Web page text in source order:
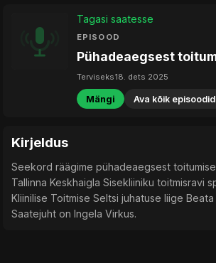
Tagasi saatesse
EPISOOD
Pühadeaegsest
Terviseks18. dets 2025
Mängi Ava kõik episoodid
Kirjeldus
Seekord räägime pühadeaegsest
Tallinna Keskhaigla Sisekliiniku toitmisravi
Kliinilise Toitmise Seltsi juhatuse liige
Saatejuht on Ingela Virkus.